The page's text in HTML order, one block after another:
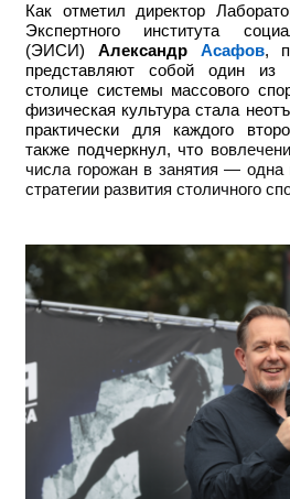
Как отметил директор
Экспертного института
(ЭИСИ) Александр Асафов,
представляют собой один из
столице системы массового
физическая культура стала
практически для каждого
также подчеркнул, что
числа горожан в занятия — одна
стратегии развития столичного